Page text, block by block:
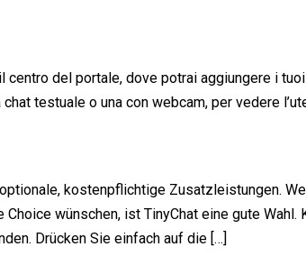
del portale, dove potrai aggiungere i
testuale o una con webcam, per vedere
kostenpflichtige Zusatzleistungen.
wünschen, ist TinyChat eine gute Wahl.
Drücken Sie einfach auf die […]